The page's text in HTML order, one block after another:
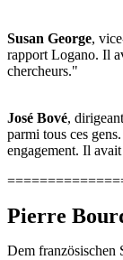
Susan George,
rapport Logano. Il
chercheurs."
José Bové,
parmi tous ces
engagement. Il
Pierre
Dem französischen